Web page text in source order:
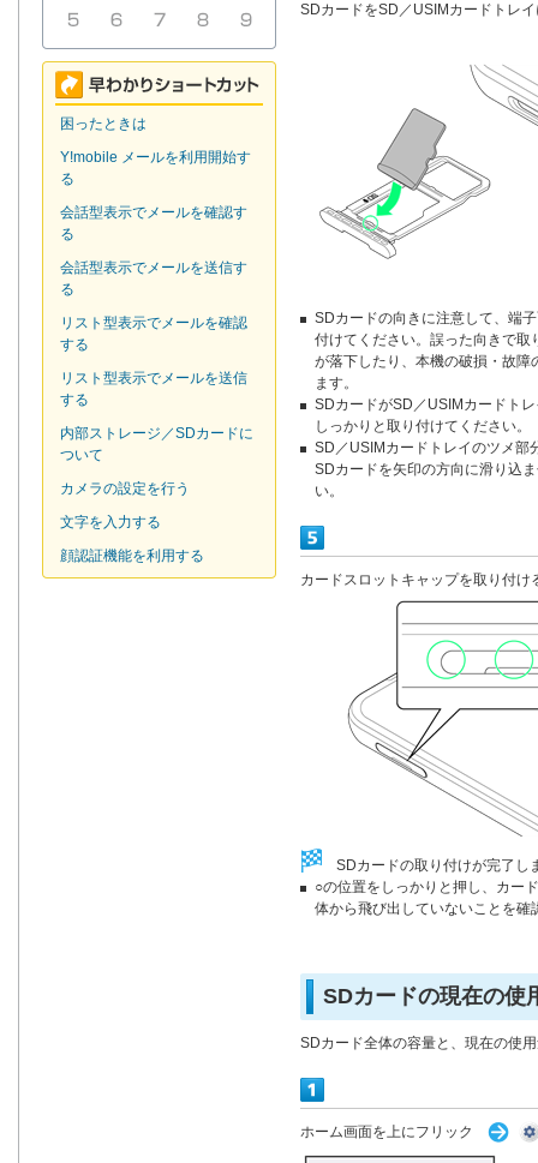
困ったときは
Y!mobile メールを利用開始す
る
会話型表示でメールを確認す
る
会話型表示でメールを送信す
る
リスト型表示でメールを確認
する
リスト型表示でメールを送信
する
内部ストレージ／SDカードに
ついて
カメラの設定を行う
文字を入力する
顔認証機能を利用する
SDカードをSD／USIMカードトレ
SDカードの向きに注意して、端
付けてください。誤った向きで取
が落下したり、本機の破損・故障
ます。
SDカードがSD／USIMカードト
しっかりと取り付けてください。
SD／USIMカードトレイのツメ部
SDカードを矢印の方向に滑り込
い。
カードスロットキャップを取り付け
SDカードの取り付けが完了し
○の位置をしっかりと押し、カー
体から飛び出していないことを確
SDカードの現在の使
SDカード全体の容量と、現在の使
ホーム画面を上にフリック